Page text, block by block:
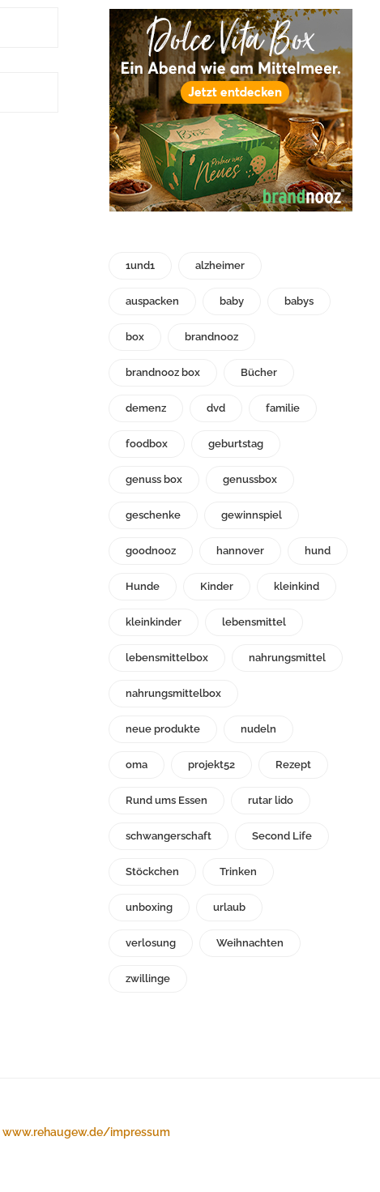
1und1 alzheimer
auspacken baby babys
box brandnooz
brandnooz box Bücher
demenz dvd familie
foodbox geburtstag
genuss box genussbox
geschenke gewinnspiel
goodnooz hannover hund
Hunde Kinder kleinkind
kleinkinder lebensmittel
lebensmittelbox nahrungsmittel
nahrungsmittelbox
neue produkte nudeln
oma projekt52 Rezept
Rund ums Essen rutar lido
schwangerschaft Second Life
Stöckchen Trinken
unboxing urlaub
verlosung Weihnachten
zwillinge
www.rehaugew.de/impressum